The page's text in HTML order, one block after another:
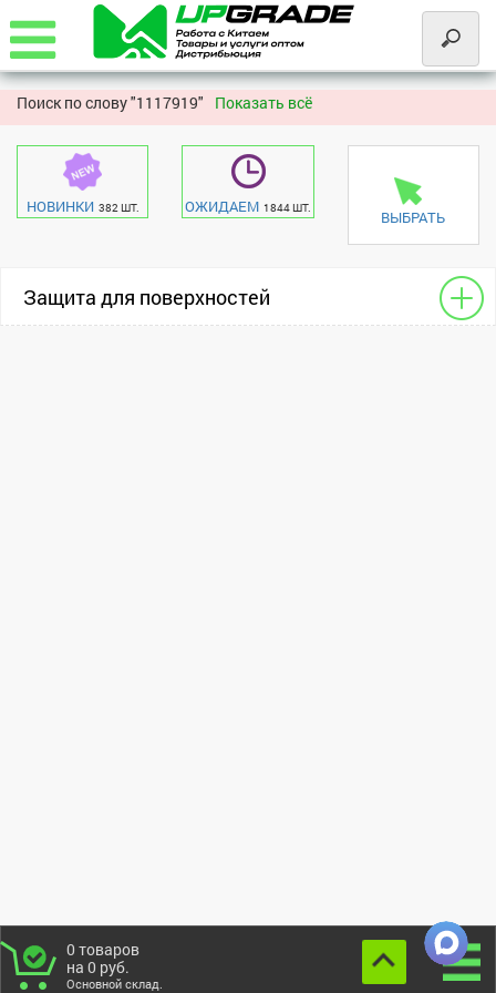
Поиск по слову "1117919" Показать всё
НОВИНКИ 382 ШТ. ОЖИДАЕМ 1844 ШТ. ВЫБРАТЬ
Защита для поверхностей
0 товаров
на 0 руб.
Основной склад.